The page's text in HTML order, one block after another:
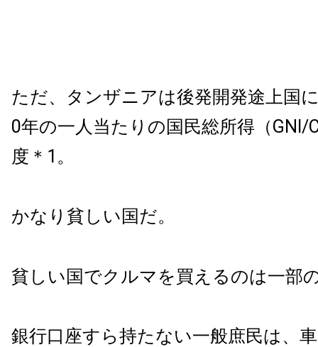
ただ、タンザニアは後発開発途上国
0年の一人当たりの国民総所得（GNI/
度＊1。
かなり貧しい国だ。
貧しい国でクルマを買えるのは一部
銀行口座すら持たない一般庶民は、